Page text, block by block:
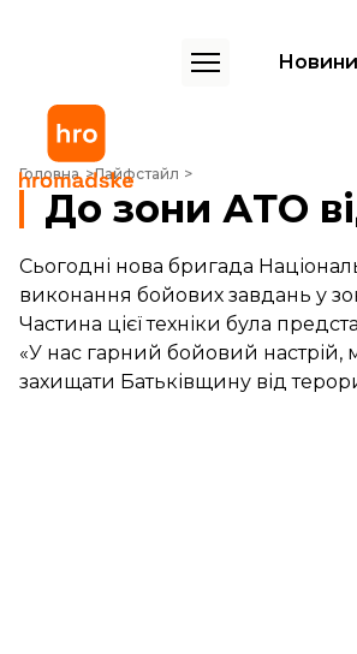
Новини
Головна Лайфстайл
До зони АТО відбула нова бригада
До зони АТО
Сьогодні нова бригада
виконання бойових завдань у
Частина цієї техніки була
«У нас гарний бойовий настрій,
захищати Батьківщину від